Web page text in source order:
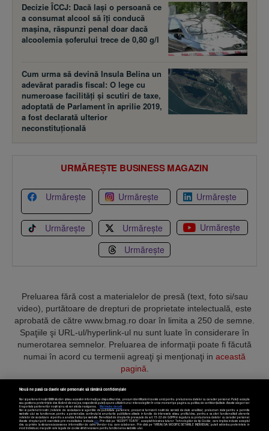
Decizie ÎCCJ: Dacă laşi o persoană ce
a consumat alcool să îţi conducă
maşina, răspunzi penal doar dacă
alcoolemia şoferului trece de 0,80 g/l
Cum urma să devină Insula Belina un
adevărat paradis fiscal: O lege cu
numeroase facilităţi şi scutiri de taxe,
adoptată de Parlament în aprilie 2019,
a fost declarată ulterior
neconstituţională
URMĂREȘTE BUSINESS MAGAZIN
Urmărește Urmărește Urmărește
Urmărește Urmărește
Urmărește
Urmărește
Preluarea fără cost a materialelor de presă (text, foto si/sau
video), purtătoare de drepturi de proprietate intelectuală, este
aprobată de către www.bmag.ro doar în limita a 250 de semne.
Spaţiile şi URL-ul/hyperlink-ul nu sunt luate în considerare în
numerotarea semnelor. Preluarea de informaţii poate fi făcută
numai în acord cu termenii agreaţi şi menţionaţi in această
pagină
Termeni și condiții Confidențialitate Cookies Contact
Nouă ne pasă ca datele tale personale să rămână confidențiale
Noi și partenerii noștri589stocăm și/sau accesăm informații pe dispozitivul dvs., precum identificatorii cookie unici pentru prelucrarea datelor cu caracter personal. Puteți accepta
sau gestiona preferințele dvs. făcând clic mai jos, respectiv vă puteți opune utilizării unui interes legitim în orice moment pe pagina cu politica de confidențialitate. Aceste alegeri vor
fi raportate partenerilor noștri și nu vă vor afecta navigarea.
Mai multe detalii
Noi si partenerii nostri (retelele de socializare si agentiile de publicitate partenere, precum si furnizorii nostri de servicii de date analitice) prelucram date pentru a permite
website-ului sa functioneze, pentru a personaliza continutul si anunturile publicitare afisate in functie de interesele si/sau profilul dvs., pentru a va oferi functionalitati aferente
retelelor de socializare si pentru a analiza traficul pe website. Beneficiati de drepturile prevazute de art. 15-22 din GDPR in legatura cu prelucrarea datelor cu caracter personal.
Aceste drepturi pot fi exercitate prin modalitatea indicataaici. Prin click pe “ACCEPT TOATE”, acceptati folosirea tuturor Tehnologiilor de tip Cookie, care implica inclusiv acceptul
dvs. cu privire la stocarea/accesarea informatiilor de catre Vendor-ii cu care colaboram. Prin click pe “VREAU SA MODIFIC SETARILE INDIVIDUAL” puteti schimba preferintele in
mod individual, mai putin cele legate de cookie strict necesare pentru functionarea website-ului.